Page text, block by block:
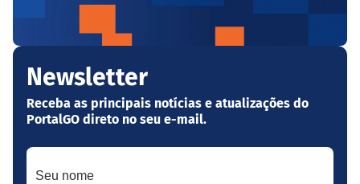
Newsletter
Receba as principais notícias e atualizações do
PortalGO direto no seu e-mail.
Seu nome